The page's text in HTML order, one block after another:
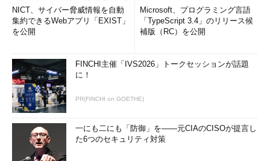
NICT、サイバー脅威情報を自動
集約できるWebアプリ「EXIST」
を公開
Microsoft、プログラミング言語
「TypeScript 3.4」のリリース候
補版（RC）を公開
FINCHI主催「IVS2026」トークセッションが話題
に！
PR(FINCHI on GOETHE)
一にも二にも「防御」を――元CIAのCISOが提言し
た6つのセキュリティ対策